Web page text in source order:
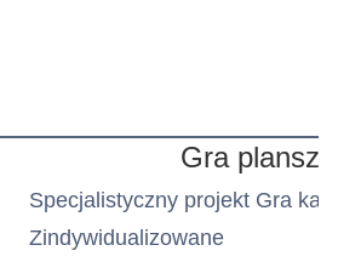
Gra
Specjalistyczny projekt Gra
Zindywidualizowane